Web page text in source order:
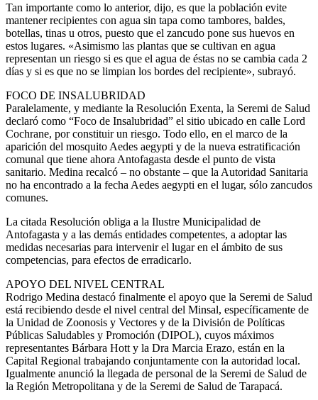
Tan importante como lo anterior, dijo, es que la población evite
mantener recipientes con agua sin tapa como tambores, baldes,
botellas, tinas u otros, puesto que el zancudo pone sus huevos en
estos lugares. «Asimismo las plantas que se cultivan en agua
representan un riesgo si es que el agua de éstas no se cambia cada 2
días y si es que no se limpian los bordes del recipiente», subrayó.
FOCO DE INSALUBRIDAD
Paralelamente, y mediante la Resolución Exenta, la Seremi de Salud
declaró como “Foco de Insalubridad” el sitio ubicado en calle Lord
Cochrane, por constituir un riesgo. Todo ello, en el marco de la
aparición del mosquito Aedes aegypti y de la nueva estratificación
comunal que tiene ahora Antofagasta desde el punto de vista
sanitario. Medina recalcó – no obstante – que la Autoridad Sanitaria
no ha encontrado a la fecha Aedes aegypti en el lugar, sólo zancudos
comunes.
La citada Resolución obliga a la Ilustre Municipalidad de
Antofagasta y a las demás entidades competentes, a adoptar las
medidas necesarias para intervenir el lugar en el ámbito de sus
competencias, para efectos de erradicarlo.
APOYO DEL NIVEL CENTRAL
Rodrigo Medina destacó finalmente el apoyo que la Seremi de Salud
está recibiendo desde el nivel central del Minsal, específicamente de
la Unidad de Zoonosis y Vectores y de la División de Políticas
Públicas Saludables y Promoción (DIPOL), cuyos máximos
representantes Bárbara Hott y la Dra Marcia Erazo, están en la
Capital Regional trabajando conjuntamente con la autoridad local.
Igualmente anunció la llegada de personal de la Seremi de Salud de
la Región Metropolitana y de la Seremi de Salud de Tarapacá.